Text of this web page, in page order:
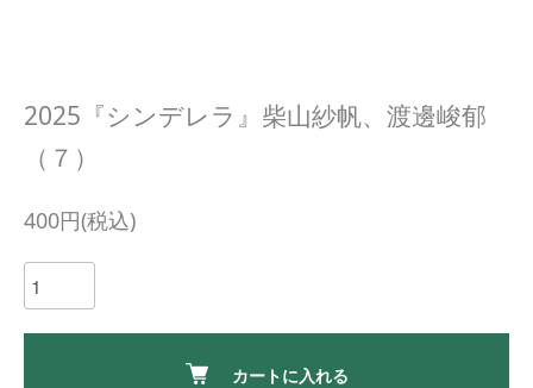
2025『シンデレラ』柴山紗帆、渡邊峻郁
（７）
400円(税込)
カートに入れる